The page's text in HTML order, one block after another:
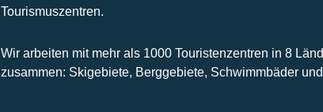
Tourismuszentren.
Wir arbeiten mit mehr als 1000 Touristenzentren in 8
zusammen: Skigebiete, Berggebiete, Schwimmbäder